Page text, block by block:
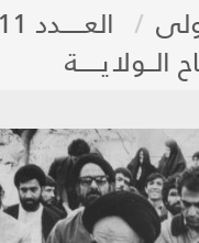
العـــــدد 11
الــولايـــــة